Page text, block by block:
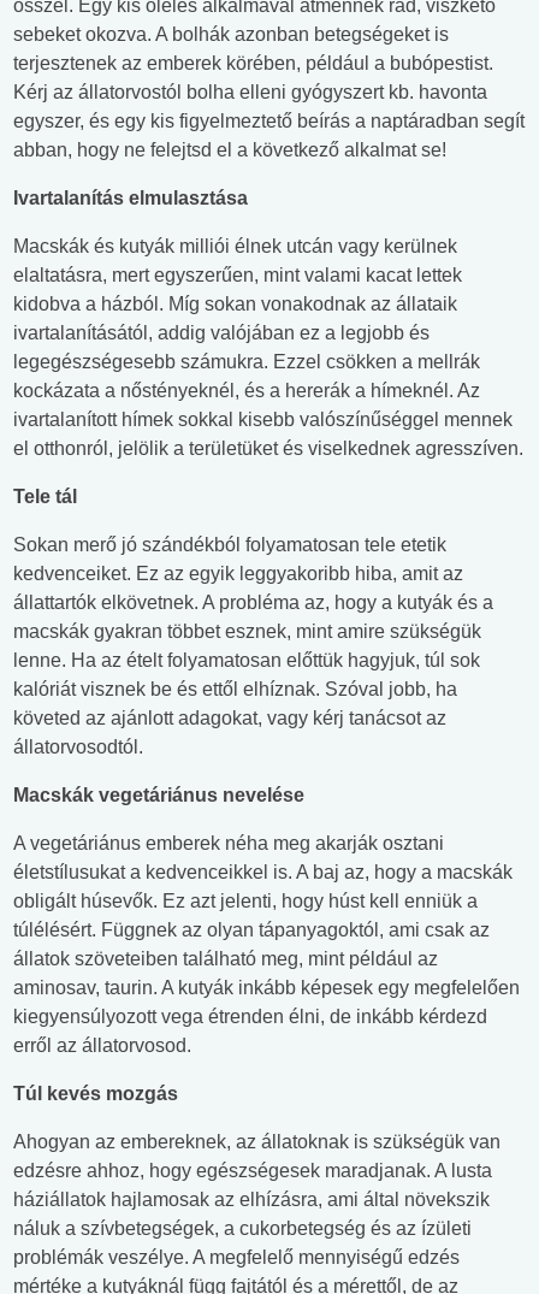
ősszel. Egy kis ölelés alkalmával átmennek rád, viszkető
sebeket okozva. A bolhák azonban betegségeket is
terjesztenek az emberek körében, például a bubópestist.
Kérj az állatorvostól bolha elleni gyógyszert kb. havonta
egyszer, és egy kis figyelmeztető beírás a naptáradban segít
abban, hogy ne felejtsd el a következő alkalmat se!
Ivartalanítás elmulasztása
Macskák és kutyák milliói élnek utcán vagy kerülnek
elaltatásra, mert egyszerűen, mint valami kacat lettek
kidobva a házból. Míg sokan vonakodnak az állataik
ivartalanításától, addig valójában ez a legjobb és
legegészségesebb számukra. Ezzel csökken a mellrák
kockázata a nőstényeknél, és a hererák a hímeknél. Az
ivartalanított hímek sokkal kisebb valószínűséggel mennek
el otthonról, jelölik a területüket és viselkednek agresszíven.
Tele tál
Sokan merő jó szándékból folyamatosan tele etetik
kedvenceiket. Ez az egyik leggyakoribb hiba, amit az
állattartók elkövetnek. A probléma az, hogy a kutyák és a
macskák gyakran többet esznek, mint amire szükségük
lenne. Ha az ételt folyamatosan előttük hagyjuk, túl sok
kalóriát visznek be és ettől elhíznak. Szóval jobb, ha
követed az ajánlott adagokat, vagy kérj tanácsot az
állatorvosodtól.
Macskák vegetáriánus nevelése
A vegetáriánus emberek néha meg akarják osztani
életstílusukat a kedvenceikkel is. A baj az, hogy a macskák
obligált húsevők. Ez azt jelenti, hogy húst kell enniük a
túlélésért. Függnek az olyan tápanyagoktól, ami csak az
állatok szöveteiben található meg, mint például az
aminosav, taurin. A kutyák inkább képesek egy megfelelően
kiegyensúlyozott vega étrenden élni, de inkább kérdezd
erről az állatorvosod.
Túl kevés mozgás
Ahogyan az embereknek, az állatoknak is szükségük van
edzésre ahhoz, hogy egészségesek maradjanak. A lusta
háziállatok hajlamosak az elhízásra, ami által növekszik
náluk a szívbetegségek, a cukorbetegség és az ízületi
problémák veszélye. A megfelelő mennyiségű edzés
mértéke a kutyáknál függ fajtától és a mérettől, de az